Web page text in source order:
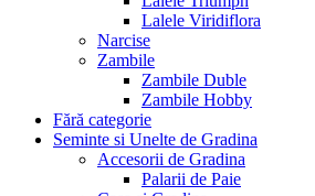
Lalele Viridiflora
Narcise
Zambile
Zambile Duble
Zambile Hobby
Fără categorie
Seminte si Unelte de Gradina
Accesorii de Gradina
Palarii de Paie